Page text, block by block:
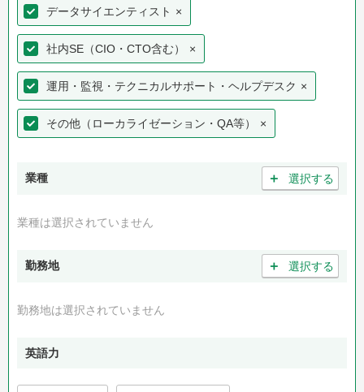
データサイエンティスト ×
社内SE（CIO・CTO含む） ×
運用・監視・テクニカルサポート・ヘルプデスク ×
その他（ローカライゼーション・QA等） ×
業種 ＋ 選択する
業種は選択されていません
勤務地 ＋ 選択する
勤務地は選択されていません
英語力